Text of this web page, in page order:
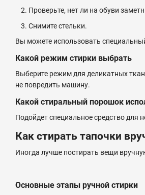
Проверьте, нет ли на обуви
Снимите стельки.
Вы можете использовать
Какой режим стирки выбрать
Выберите режим для деликатных
не повредить машину.
Какой стиральный порошок
Подойдет специальное средство для
Как стирать тапочки
Иногда лучше постирать вещи
Основные этапы ручной стирки